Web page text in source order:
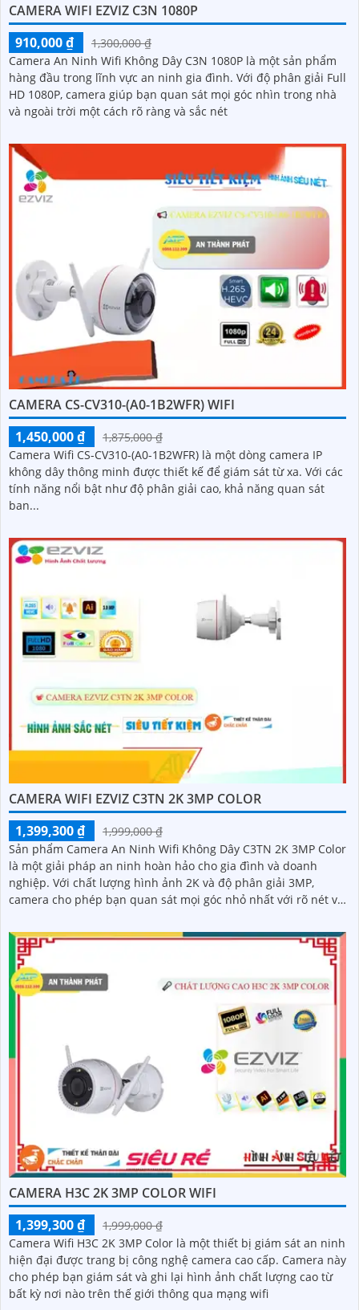
CAMERA WIFI EZVIZ C3N 1080P
910,000 ₫
1,300,000 ₫
Camera An Ninh Wifi Không Dây C3N 1080P là một sản phẩm
hàng đầu trong lĩnh vực an ninh gia đình. Với độ phân giải Full
HD 1080P, camera giúp bạn quan sát mọi góc nhìn trong nhà
và ngoài trời một cách rõ ràng và sắc nét
CAMERA CS-CV310-(A0-1B2WFR) WIFI
1,450,000 ₫
1,875,000 ₫
Camera Wifi CS-CV310-(A0-1B2WFR) là một dòng camera IP
không dây thông minh được thiết kế để giám sát từ xa. Với các
tính năng nổi bật như độ phân giải cao, khả năng quan sát
ban...
CAMERA WIFI EZVIZ C3TN 2K 3MP COLOR
1,399,300 ₫
1,999,000 ₫
Sản phẩm Camera An Ninh Wifi Không Dây C3TN 2K 3MP Color
là một giải pháp an ninh hoàn hảo cho gia đình và doanh
nghiệp. Với chất lượng hình ảnh 2K và độ phân giải 3MP,
camera cho phép bạn quan sát mọi góc nhỏ nhất với rõ nét và
CAMERA H3C 2K 3MP COLOR WIFI
1,399,300 ₫
1,999,000 ₫
Camera Wifi H3C 2K 3MP Color là một thiết bị giám sát an ninh
hiện đại được trang bị công nghệ camera cao cấp. Camera này
cho phép bạn giám sát và ghi lại hình ảnh chất lượng cao từ
bất kỳ nơi nào trên thế giới thông qua mạng wifi